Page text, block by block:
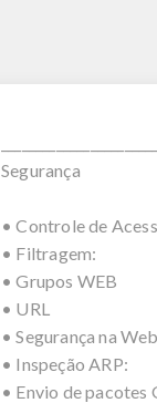
Segurança
• Controle de
• Filtragem:
• Grupos WEB
• URL
• Segurança na Web
• Inspeção ARP:
• Envio de pacotes